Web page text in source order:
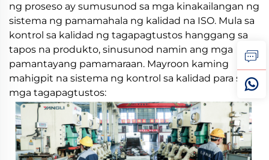
ng proseso ay sumusunod sa mga kinakailangan ng
sistema ng pamamahala ng kalidad na ISO. Mula sa
kontrol sa kalidad ng tagapagtustos hanggang sa
tapos na produkto, sinusunod namin ang mga
pamantayang pamamaraan. Mayroon kaming
mahigpit na sistema ng kontrol sa kalidad para sa
mga tagapagtustos: